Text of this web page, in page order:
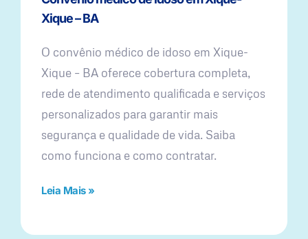
Xique – BA
O convênio médico de idoso em Xique-
Xique – BA oferece cobertura completa,
rede de atendimento qualificada e serviços
personalizados para garantir mais
segurança e qualidade de vida. Saiba
como funciona e como contratar.
Leia Mais »